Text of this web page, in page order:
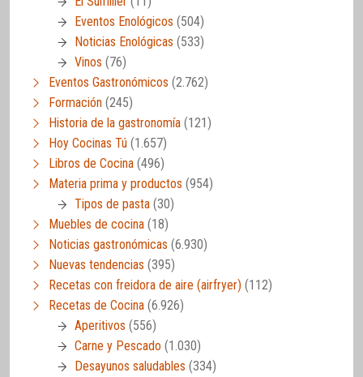
Eventos Enológicos (504)
Noticias Enológicas (533)
Vinos (76)
Eventos Gastronómicos (2.762)
Formación (245)
Historia de la gastronomía (121)
Hoy Cocinas Tú (1.657)
Libros de Cocina (496)
Materia prima y productos (954)
Tipos de pasta (30)
Muebles de cocina (18)
Noticias gastronómicas (6.930)
Nuevas tendencias (395)
Recetas con freidora de aire (airfryer) (112)
Recetas de Cocina (6.926)
Aperitivos (556)
Carne y Pescado (1.030)
Desayunos saludables (334)